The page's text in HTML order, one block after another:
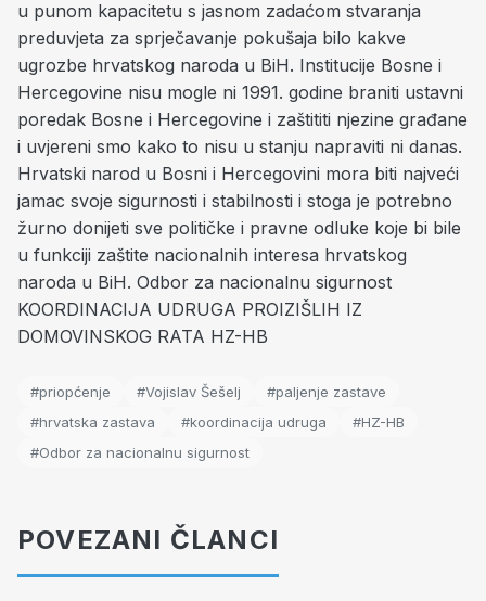
u punom kapacitetu s jasnom zadaćom stvaranja
preduvjeta za sprječavanje pokušaja bilo kakve
ugrozbe hrvatskog naroda u BiH. Institucije Bosne i
Hercegovine nisu mogle ni 1991. godine braniti ustavni
poredak Bosne i Hercegovine i zaštititi njezine građane
i uvjereni smo kako to nisu u stanju napraviti ni danas.
Hrvatski narod u Bosni i Hercegovini mora biti najveći
jamac svoje sigurnosti i stabilnosti i stoga je potrebno
žurno donijeti sve političke i pravne odluke koje bi bile
u funkciji zaštite nacionalnih interesa hrvatskog
naroda u BiH. Odbor za nacionalnu sigurnost
KOORDINACIJA UDRUGA PROIZIŠLIH IZ
DOMOVINSKOG RATA HZ-HB
#priopćenje #Vojislav Šešelj
#paljenje zastave
#hrvatska zastava
#koordinacija udruga
#HZ-HB
#Odbor za nacionalnu sigurnost
POVEZANI ČLANCI